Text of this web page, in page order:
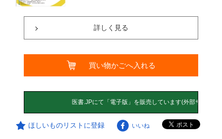
詳しく見る
買い物かごへ入れる
ほしいものリストに登録 いいね